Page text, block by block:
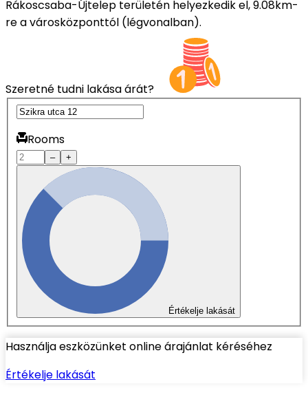
Rákoscsaba-Újtelep területén helyezkedik el, 9.08km-
re a városközponttól (légvonalban).
Szeretné tudni lakása árát?
Rooms
– +
Értékelje lakását
Használja eszközünket online árajánlat kéréséhez
Értékelje lakását